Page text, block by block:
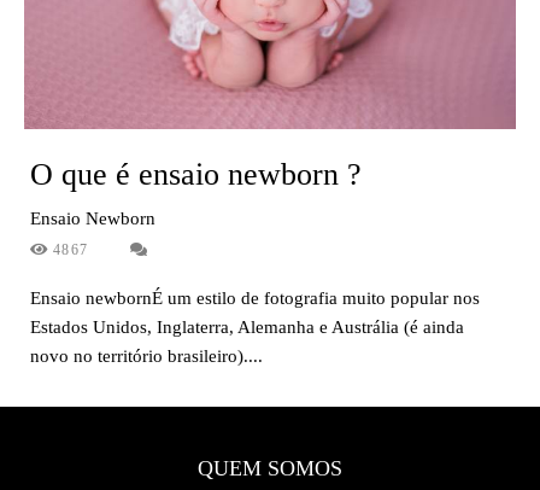
O que é ensaio newborn ?
Ensaio Newborn
4867
Ensaio newbornÉ um estilo de fotografia muito popular nos
Estados Unidos, Inglaterra, Alemanha e Austrália (é ainda
novo no território brasileiro)....
QUEM SOMOS